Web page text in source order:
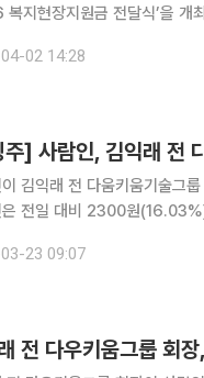
장지원금 전달식’을 개최했다고 2일 밝혔다. 정
02 14:28
] 사람인, 김익래 전
김익래 전 다움키움기술그룹 회장의 공
전일 대비 2300원(16.03%) 오른 1만
매수한다. 공개매수 가격은 1만8000
23 09:07
전 다우키움그룹 회